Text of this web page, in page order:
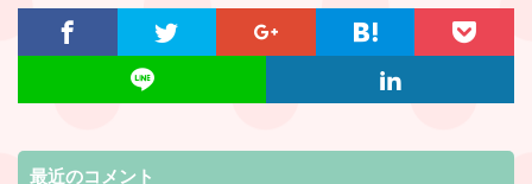
最近のコメント